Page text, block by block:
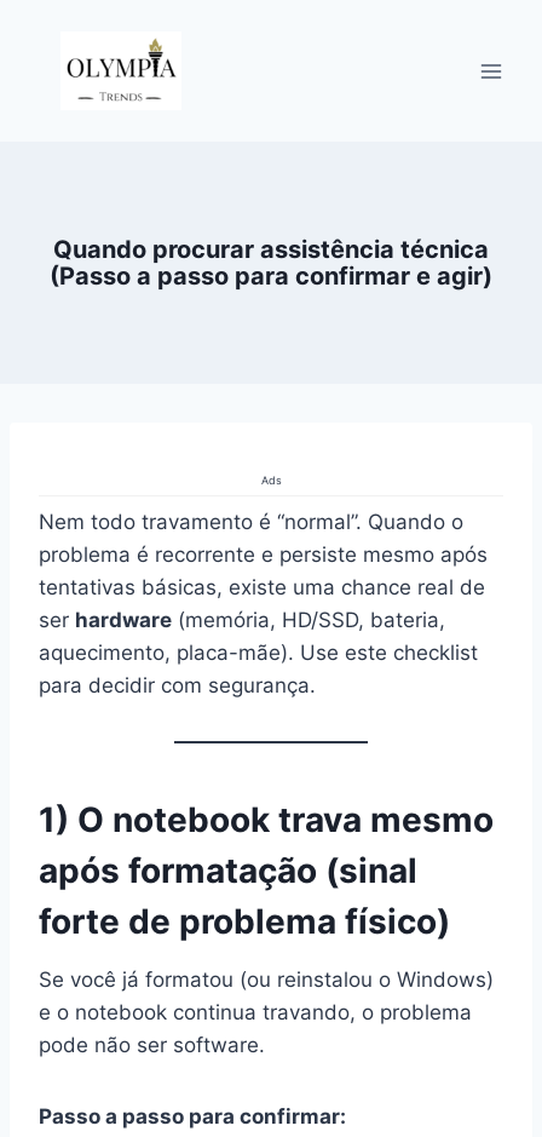
Quando procurar assistência técnica
(Passo a passo para confirmar e agir)
Ads
Nem todo travamento é “normal”. Quando o
problema é recorrente e persiste mesmo após
tentativas básicas, existe uma chance real de
ser hardware (memória, HD/SSD, bateria,
aquecimento, placa-mãe). Use este checklist
para decidir com segurança.
1) O notebook trava mesmo
após formatação (sinal
forte de problema físico)
Se você já formatou (ou reinstalou o Windows)
e o notebook continua travando, o problema
pode não ser software.
Passo a passo para confirmar: